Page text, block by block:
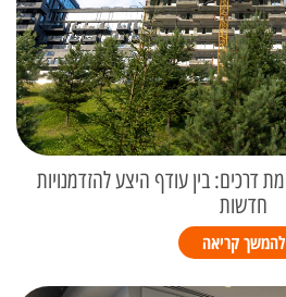
דרכים: בין עודף היצע להזדמנויות
חדשות
להמשך קריאה